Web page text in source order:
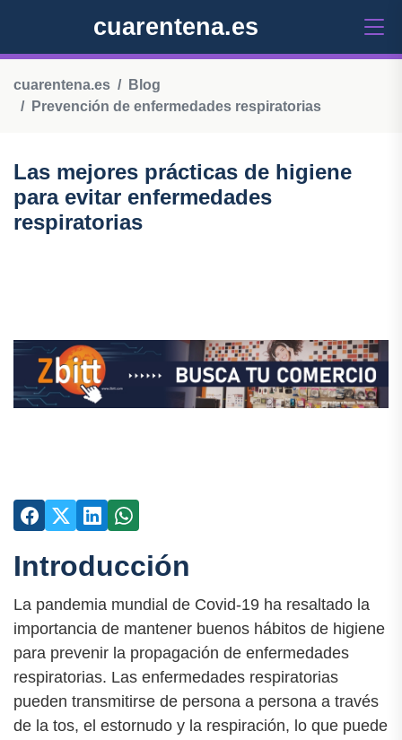
cuarentena.es
cuarentena.es
Blog
Prevención de enfermedades respiratorias
Las mejores prácticas de higiene
para evitar enfermedades
respiratorias
Introducción
La pandemia mundial de Covid-19 ha resaltado la
importancia de mantener buenos hábitos de higiene
para prevenir la propagación de enfermedades
respiratorias. Las enfermedades respiratorias
pueden transmitirse de persona a persona a través
de la tos, el estornudo y la respiración, lo que puede